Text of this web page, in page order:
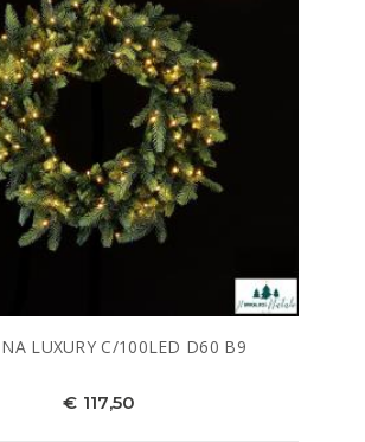
LUXURY C/100LED D60 B9
€ 117,50